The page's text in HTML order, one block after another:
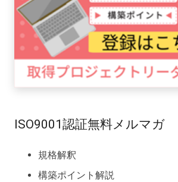
ISO9001認証無料メルマガ
規格解釈
構築ポイント解説